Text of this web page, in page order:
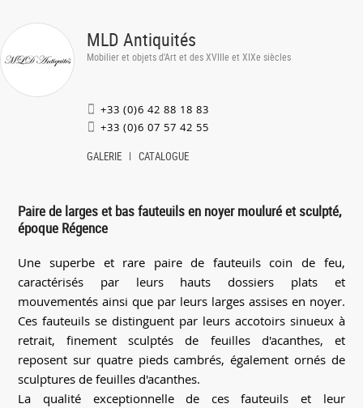
MLD Antiquités
Mobilier et objets d'Art et des XVIIIe et XIXe siècles
+33 (0)6 42 88 18 83
+33 (0)6 07 57 42 55
GALERIE CATALOGUE
Paire de larges et bas fauteuils en noyer mouluré et sculpté,
époque Régence
Une superbe et rare paire de fauteuils coin de feu,
caractérisés par leurs hauts dossiers plats et
mouvementés ainsi que par leurs larges assises en noyer.
Ces fauteuils se distinguent par leurs accotoirs sinueux à
retrait, finement sculptés de feuilles d'acanthes, et
reposent sur quatre pieds cambrés, également ornés de
sculptures de feuilles d'acanthes.
La qualité exceptionnelle de ces fauteuils et leur